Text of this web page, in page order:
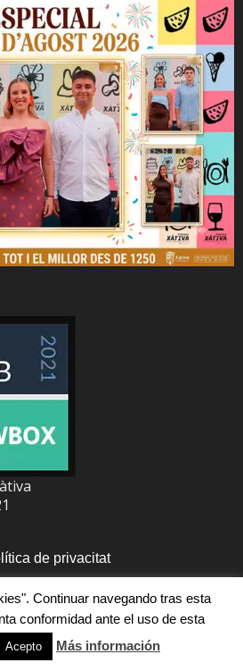
de privacitat
los derechos reservados.
Continuar navegando tras esta
conformidad ante el uso de esta
Acepto Más información